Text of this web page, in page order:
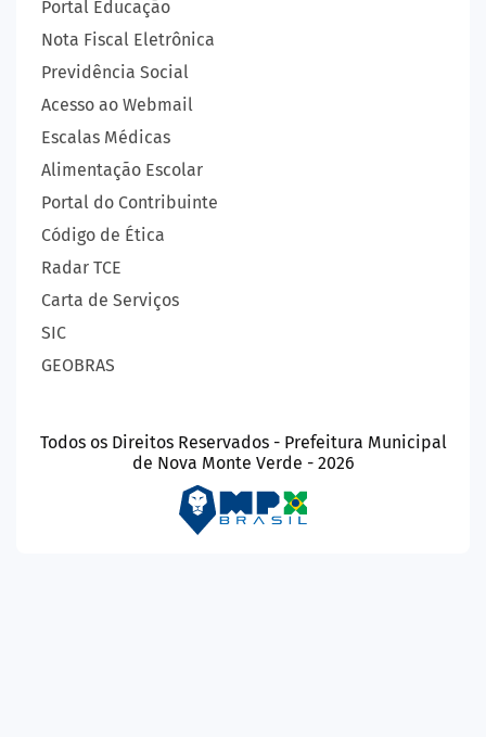
Portal Educação
Nota Fiscal Eletrônica
Previdência Social
Acesso ao Webmail
Escalas Médicas
Alimentação Escolar
Portal do Contribuinte
Código de Ética
Radar TCE
Carta de Serviços
SIC
GEOBRAS
Todos os Direitos Reservados - Prefeitura Municipal
de Nova Monte Verde - 2026